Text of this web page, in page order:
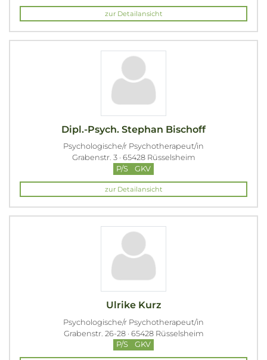
zur Detailansicht
Dipl.-Psych. Stephan Bischoff
Psychologische/r Psychotherapeut/in
Grabenstr. 3 · 65428 Rüsselsheim
P/S
GKV
zur Detailansicht
Ulrike Kurz
Psychologische/r Psychotherapeut/in
Grabenstr. 26-28 · 65428 Rüsselsheim
P/S
GKV